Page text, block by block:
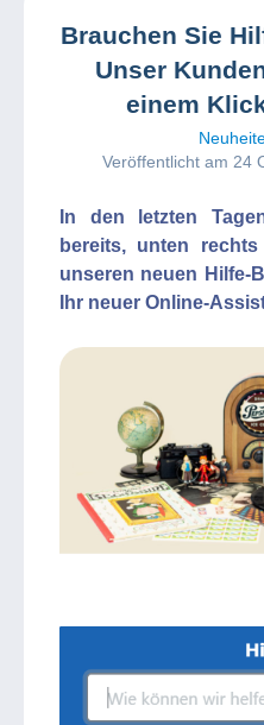
Brauchen Sie
Unser
einem
Veröffentlicht am 24
In den letzten
bereits, unten
unseren neuen Hilfe-
Ihr neuer Online-